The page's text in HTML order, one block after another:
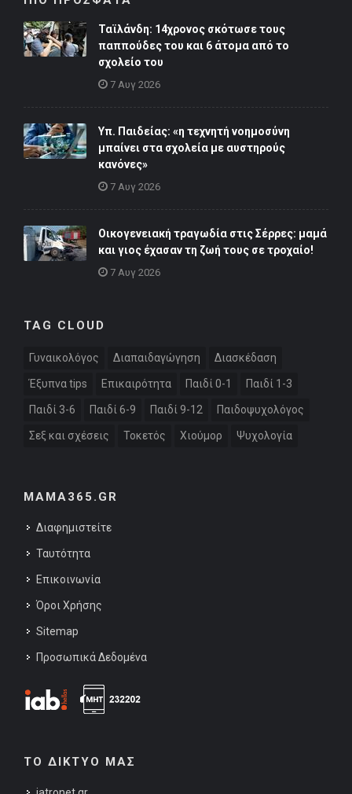
Ταϊλάνδη: 14χρονος σκότωσε τους
παππούδες του και 6 άτομα από το
σχολείο του
7 Αυγ 2026
Υπ. Παιδείας: «η τεχνητή νοημοσύνη
μπαίνει στα σχολεία με αυστηρούς
κανόνες»
7 Αυγ 2026
Οικογενειακή τραγωδία στις Σέρρες: μαμά
και γιος έχασαν τη ζωή τους σε τροχαίο!
7 Αυγ 2026
TAG CLOUD
Γυναικολόγος Διαπαιδαγώγηση Διασκέδαση
Έξυπνα tips Επικαιρότητα Παιδί 0-1 Παιδί 1-3
Παιδί 3-6 Παιδί 6-9 Παιδί 9-12 Παιδοψυχολόγος
Σεξ και σχέσεις Τοκετός Χιούμορ Ψυχολογία
MAMA365.GR
Διαφημιστείτε
Ταυτότητα
Επικοινωνία
Όροι Χρήσης
Sitemap
Προσωπικά Δεδομένα
ΤΟ ΔΙΚΤΥΟ ΜΑΣ